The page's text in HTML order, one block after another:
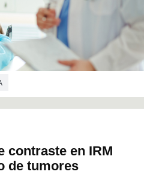
contraste en IRM
de tumores